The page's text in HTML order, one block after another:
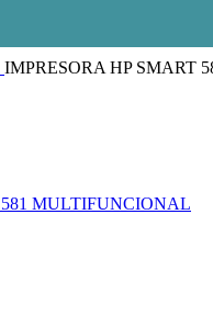
IMPRESORA HP SMART